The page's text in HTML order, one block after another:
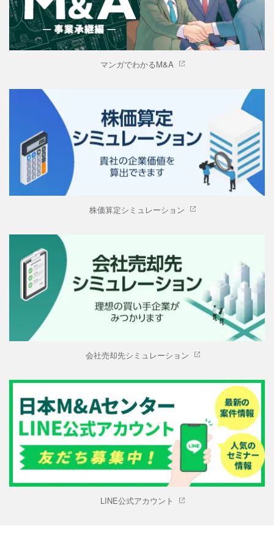
マンガでわかるM&A
株価算定シミュレーション
会社売却先シミュレーション
LINE公式アカウント